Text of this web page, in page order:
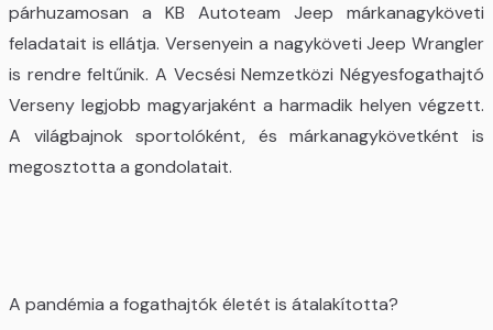
párhuzamosan a KB Autoteam Jeep márkanagyköveti
feladatait is ellátja. Versenyein a nagyköveti Jeep Wrangler
is rendre feltűnik. A Vecsési Nemzetközi Négyesfogathajtó
Verseny legjobb magyarjaként a harmadik helyen végzett.
A világbajnok sportolóként, és márkanagykövetként is
megosztotta a gondolatait.
A pandémia a fogathajtók életét is átalakította?